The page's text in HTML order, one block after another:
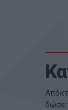
δώσε